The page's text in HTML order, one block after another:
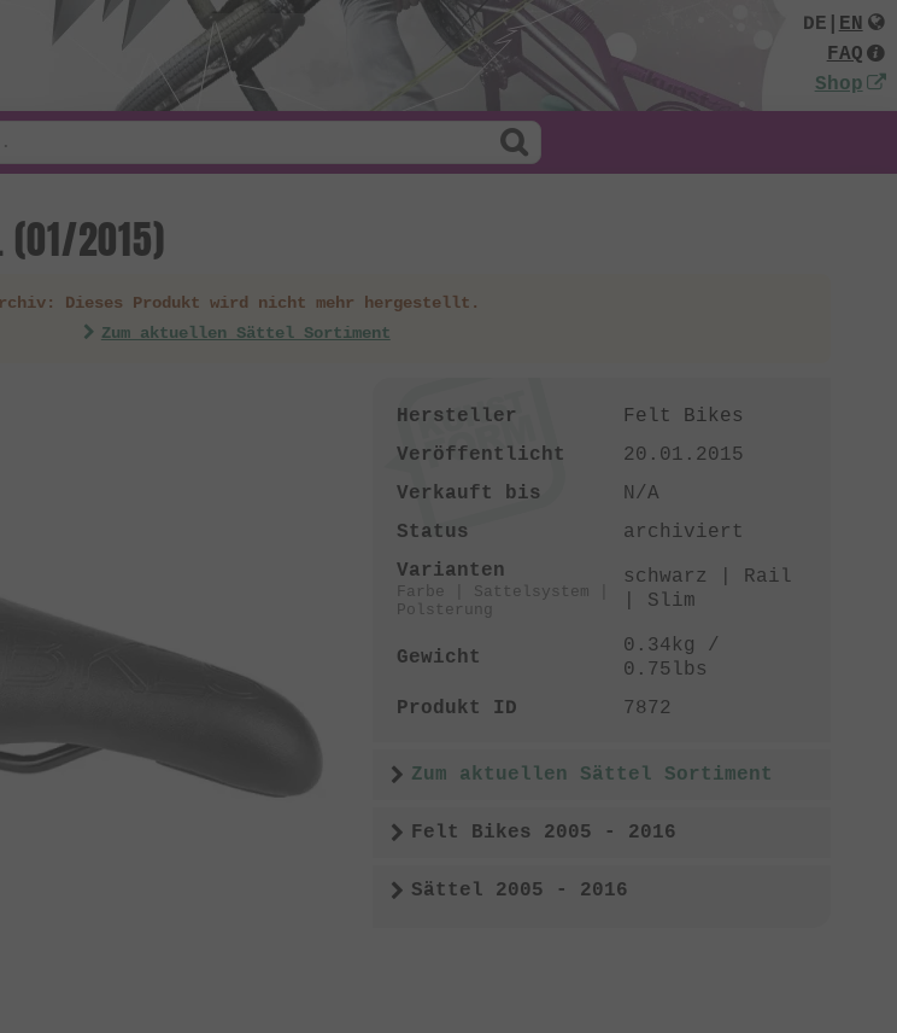
DE
EN
FAQ
Shop
(01/2015)
Dieses Produkt wird nicht mehr hergestellt.
Zum aktuellen Sättel Sortiment
Hersteller
Felt Bikes
Veröffentlicht
20.01.2015
Verkauft bis
N/A
Status
archiviert
Varianten
Farbe | Sattelsystem |
Polsterung
schwarz | Rail
| Slim
Gewicht
0.34kg /
0.75lbs
Produkt ID
7872
Zum aktuellen Sättel Sortiment
Felt Bikes 2005 - 2016
Sättel 2005 - 2016